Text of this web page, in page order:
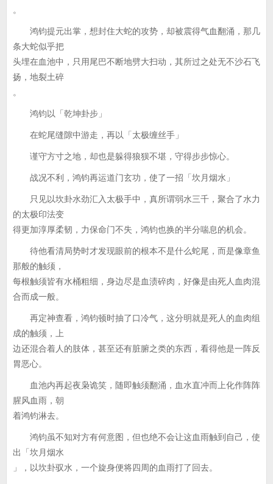
。
鸿钧提元出掌，想封住大蛇的攻势，却被震得气血翻涌，那几
条大蛇似乎把
头埋在血池中，只用尾巴不断地劈大扫动，其所过之处无不沙石飞
扬，地裂土碎
。
鸿钧以「乾坤卦步」
在蛇尾缝隙中游走，再以「太极缠丝手」
谨守方寸之地，却也是躲得狼狈不堪，守得步步惊心。
战况不利，鸿钧再运道门玄功，使了一招「坎月烟水」
只见以坎卦水劲汇入太极手中，真所谓弱水三千，聚合了水力
的太极印法变
得更加淳厚柔韧，力保命门不失，鸿钧也换的半分喘息的机会。
待他看清局势时才发现眼前的根本不是什么蛇尾，而是像章鱼
那般的触须，
每根触须皆有水桶粗细，身边尽是血渍碎肉，好像是由死人血肉混
合而成一般。
再定神查看，鸿钧顿时抽了口冷气，这分明就是死人的血肉组
成的触须，上
边还混合着人的肢体，甚至还有脏腑之类的东西，看得他是一阵反
胃恶心。
血池内再起夜枭诡笑，随即触须翻涌，血水直冲而上化作阵阵
腥风血雨，朝
着鸿钧淋去。
鸿钧虽不知对方有何意图，但也绝不会让这血雨触到自己，使
出「坎月烟水
」，以坎卦驭水，一个旋身便将四周的血雨打了回去。